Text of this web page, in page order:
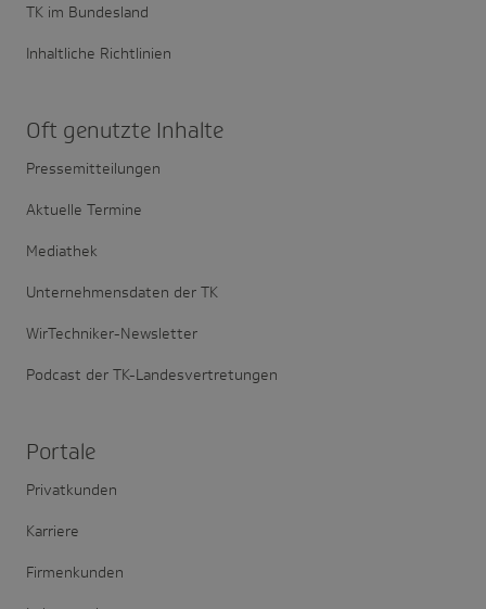
TK im Bundesland
Inhaltliche Richtlinien
Oft genutzte Inhalte
Pressemitteilungen
Aktuelle Termine
Mediathek
Unternehmensdaten der TK
WirTechniker-Newsletter
Podcast der TK-Landesvertretungen
Portale
Privatkunden
Karriere
Firmenkunden